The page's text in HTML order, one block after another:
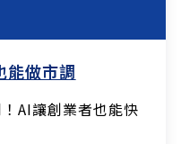
能做市調
AI讓創業者也能快